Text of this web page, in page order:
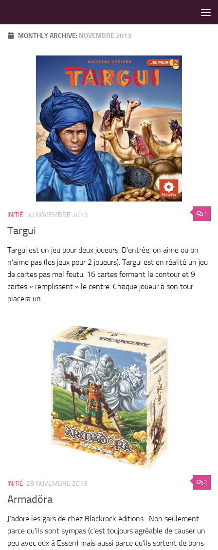
MONTHLY ARCHIVE: NOVEMBRE 2013
1
INITIÉ 30 NOVEMBRE 2013
Targui
Targui est un jeu pour deux joueurs. D’entrée, on aime ou on
n’aime pas (les jeux pour 2 joueurs). Targui est en réalité un jeu
de cartes pas mal foutu. 16 cartes forment le contour et 9
cartes « remplissent » le centre. Chaque joueur à son tour
placera un...
2
INITIÉ 28 NOVEMBRE 2013
Armadöra
J’adore les gars de chez Blackrock éditions. Non seulement
parce qu’ils sont sympas (c’est toujours agréable de causer un
peu avec eux à Essen) mais aussi parce qu’ils sortent de bons